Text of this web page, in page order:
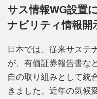
サス情報WG設置
ナビリティ情報開
日本では、従来サステ
が、有価証券報告書な
自の取り組みとして統
きました。近年の気候